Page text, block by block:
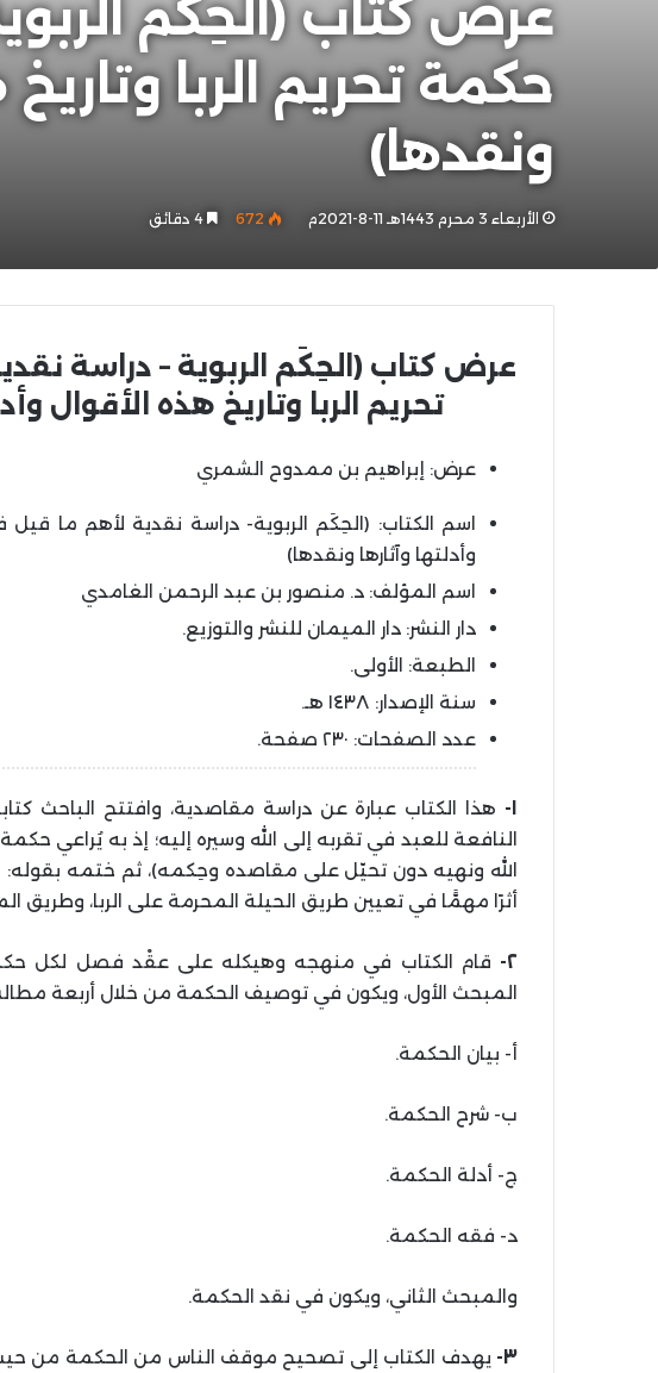
عرض كتاب (الحِكَم
حكمة تحريم الربا وتاريخ
ونقدها)
الأربعاء 3 محرم 1443هـ 11-8-2021م 672
عرض كتاب (الحِكَم الربوية – دراسة
تحريم الربا وتاريخ هذه الأقوال
عرض: إبراهيم بن ممدوح الشمري
اسم الكتاب: (الحِكَم الربوية- دراسة نقدية لأهم ما قيل
وأدلتها وآثارها ونقدها)
اسم المؤلف: د. منصور بن عبد الرحمن الغامدي
دار النشر: دار الميمان للنشر والتوزيع.
الطبعة: الأولى.
سنة الإصدار: ١٤٣٨ هـ.
عدد الصفحات: ٢٣٠ صفحة.
١-
هذا الكتاب عبارة عن دراسة مقاصدية، وافتتح الباحث
النافعة للعبد في تقربه إلى الله وسيره إليه؛ إذ به يُراعي حكمة
الله ونهيه دون تحيّل على مقاصده وحِكمه)، ثم ختمه بقوله:
أثرًا مهمًّا في تعيين طريق الحيلة المحرمة على الربا، وطريق
٢-
قام الكتاب في منهجه وهيكله على عقْد فصل لكل
المبحث الأول، ويكون في توصيف الحكمة من خلال أربعة
أ- بيان الحكمة.
ب- شرح الحكمة.
ج- أدلة الحكمة.
د- فقه الحكمة.
والمبحث الثاني، ويكون في نقد الحكمة.
٣-
يهدف الكتاب إلى تصحيح موقف الناس من الحكمة من